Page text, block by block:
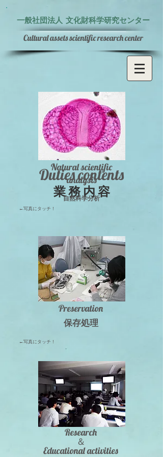
一般社団法人 文化財科学研究センター
Cultural assetsscientificresearch center
Duties contents
業 務 内 容
Natural scientific
analysis
自然科学分析
←写真にタッチ！
Preservation
保存処理
←写真にタッチ！
Research
＆
Educational activities